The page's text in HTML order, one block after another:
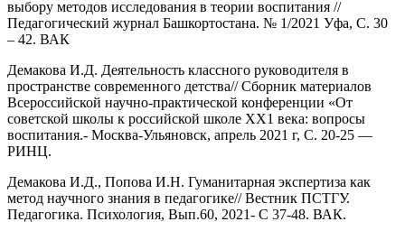
выбору методов исследования в теории воспитания //
Педагогический журнал Башкортостана. № 1/2021 Уфа, С. 30
– 42. ВАК
Демакова И.Д. Деятельность классного руководителя в
пространстве современного детства// Сборник материалов
Всероссийской научно-практической конференции «От
советской школы к российской школе ХХ1 века: вопросы
воспитания.- Москва-Ульяновск, апрель 2021 г, С. 20-25 —
РИНЦ.
Демакова И.Д., Попова И.Н. Гуманитарная экспертиза как
метод научного знания в педагогике// Вестник ПСТГУ.
Педагогика. Психология, Вып.60, 2021- С 37-48. ВАК.